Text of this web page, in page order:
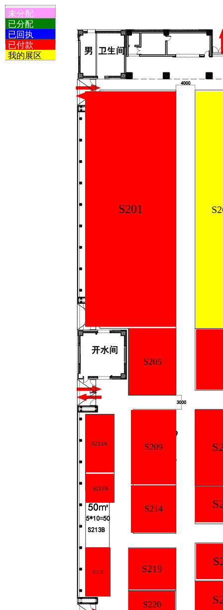
未分配
已分配
已回执
已付款
我的展区
S201
S205
S218 S219
S220
S213A S209
S214
S213B